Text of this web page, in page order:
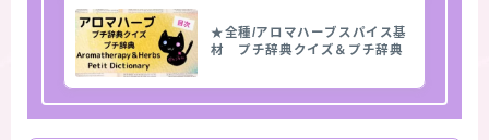
★全種/アロマハーブスパイス基
材 プチ辞典クイズ＆プチ辞典